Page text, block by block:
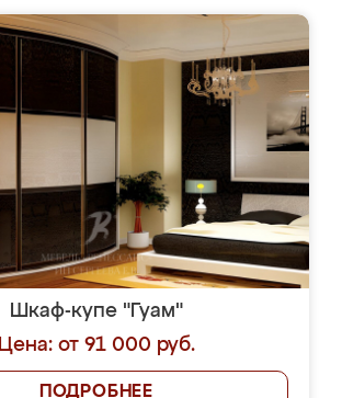
Шкаф-купе "Гуам"
Цена: от 91 000 руб.
ПОДРОБНЕЕ